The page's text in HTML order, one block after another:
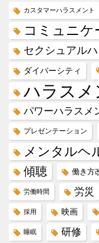
カスタマーハラスメント
コミュニケ
セクシュアル
ダイバーシティ
ハラスメ
パワーハラスメ
プレゼンテーション
メンタルヘ
傾聴 働き方
労働時間 労災
採用 映画
睡眠 研修